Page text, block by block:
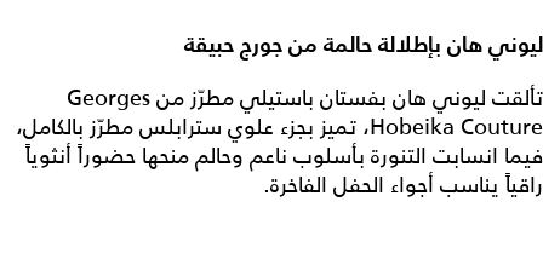
ليوني هان بإطلالة حالمة من جورج حبيقة
تألقت ليوني هان بفستان باستيلي مطرّز من Georges
Hobeika Couture، تميز بجزء علوي سترابلس مطرّز بالكامل،
فيما انسابت التنورة بأسلوب ناعم وحالم منحها حضوراً أنثوياً
راقياً يناسب أجواء الحفل الفاخرة.